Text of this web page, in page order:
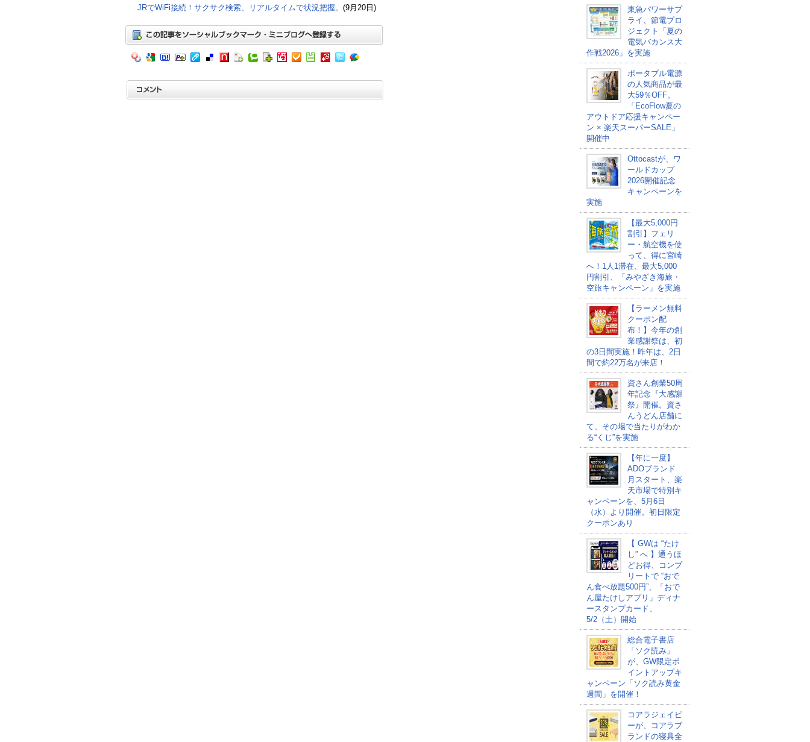
JRでWiFi接続！サクサク検索、リアルタイムで状況把握。 (9月20日)
東急パワーサプ
ライ、節電プロ
ジェクト「夏の
電気バカンス大
作戦2026」を実施
ポータブル電源
の人気商品が最
大59％OFF。
「EcoFlow夏の
アウトドア応援キャンペー
ン × 楽天スーパーSALE」
開催中
Ottocastが、ワ
ールドカップ
2026開催記念
キャンペーンを
実施
【最大5,000円
割引】フェリ
ー・航空機を使
って、得に宮崎
へ！1人1滞在、最大5,000
円割引、「みやざき海旅・
空旅キャンペーン」を実施
【ラーメン無料
クーポン配
布！】今年の創
業感謝祭は、初
の3日間実施！昨年は、2日
間で約22万名が来店！
資さん創業50周
年記念『大感謝
祭』開催。資さ
んうどん店舗に
て、その場で当たりがわか
る“くじ”を実施
【年に一度】
ADOブランド
月スタート、楽
天市場で特別キ
ャンペーンを、5月6日
（水）より開催。初日限定
クーポンあり
【 GWは “たけ
し” へ 】通うほ
どお得、コンプ
リートで “おで
ん食べ放題500円”、「おで
ん屋たけしアプリ」ディナ
ースタンプカード、
5/2（土）開始
総合電子書店
「ソク読み」
が、GW限定ポ
イントアップキ
ャンペーン「ソク読み黄金
週間」を開催！
コアラジェイピ
ーが、コアラブ
ランドの寝具全